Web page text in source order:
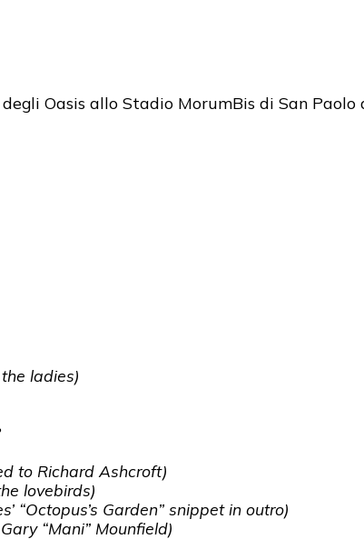
Oasis allo Stadio MorumBis di San Paolo
ladies)
to Richard Ashcroft)
lovebirds)
“Octopus’s Garden” snippet in outro)
“Mani” Mounfield)